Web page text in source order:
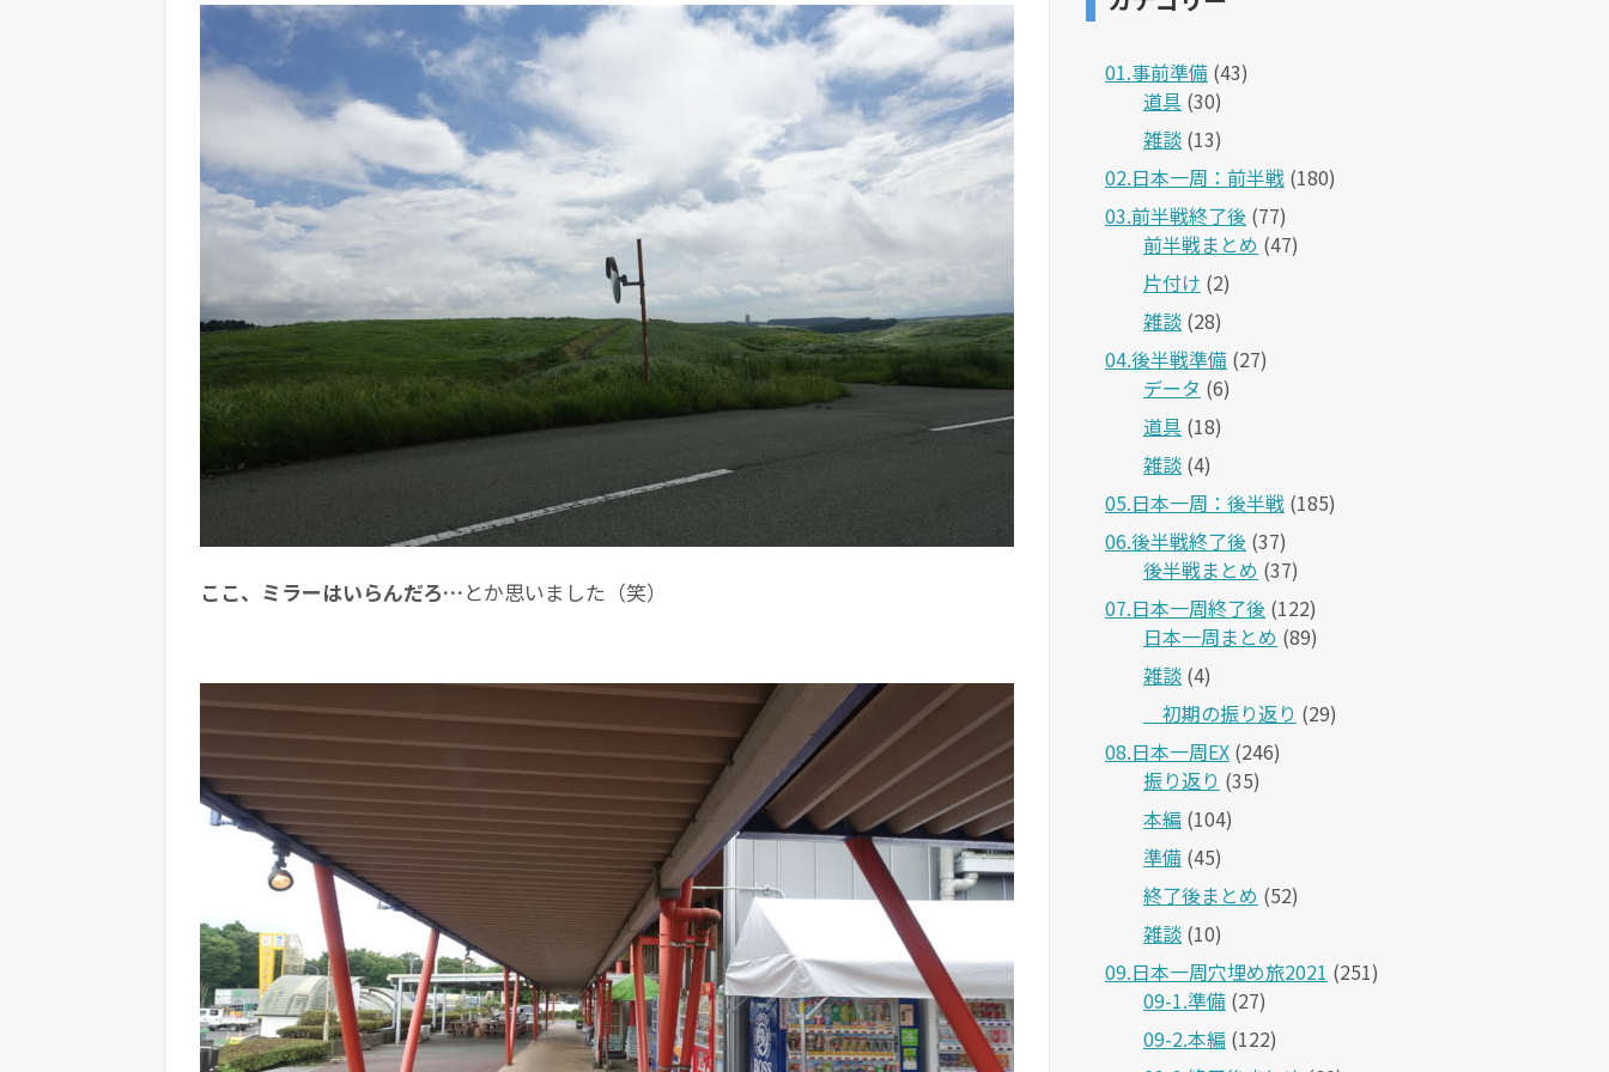
ここ、ミラーはいらんだろ…とか思いました（笑）
01.事前準備 (43)
道具 (30)
雑談 (13)
02.日本一周：前半戦 (180)
03.前半戦終了後 (77)
前半戦まとめ (47)
片付け (2)
雑談 (28)
04.後半戦準備 (27)
データ (6)
道具 (18)
雑談 (4)
05.日本一周：後半戦 (185)
06.後半戦終了後 (37)
後半戦まとめ (37)
07.日本一周終了後 (122)
日本一周まとめ (89)
雑談 (4)
＿初期の振り返り (29)
08.日本一周EX (246)
振り返り (35)
本編 (104)
準備 (45)
終了後まとめ (52)
雑談 (10)
09.日本一周穴埋め旅2021 (251)
09-1.準備 (27)
09-2.本編 (122)